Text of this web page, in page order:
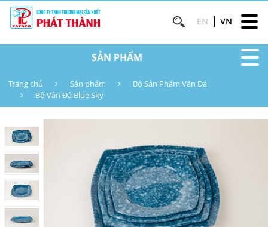
EN VN
SẢN PHẨM
Trang chủ Sản phẩm
Bộ Sản Phẩm Vân Đá
Bộ Vân Đá Blue Sky